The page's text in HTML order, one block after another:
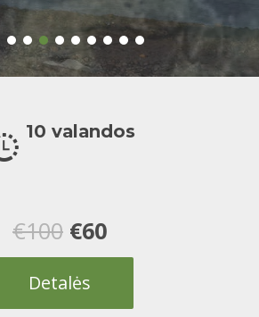
10 valandos
€100 Original
price
was:
€60Current
price
is:
Detalės